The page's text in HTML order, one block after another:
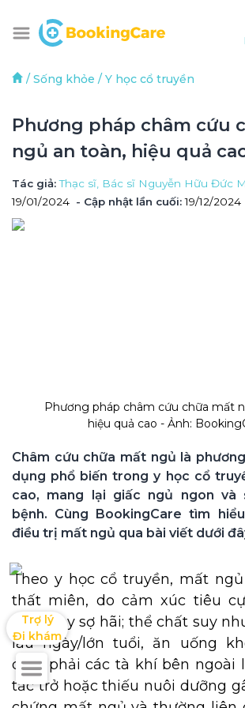
/ Sống khỏe / Y học cổ truyền
Phương pháp châm cứu
ngủ an toàn, hiệu quả
Tác giả: Thạc sĩ, Bác sĩ Nguyễn Hữu Đức
19/01/2024 - Cập nhật lần cuối: 19/12/2024
Phương pháp châm cứu chữa mất
hiệu quả cao - Ảnh:
Châm cứu chữa mất ngủ là
dụng phổ biến trong y học cổ
cao, mang lại giấc ngủ ngon và
bệnh. Cùng BookingCare tìm
điều trị mất ngủ qua bài viết dưới
Theo y học cổ truyền, mất
thất miên, do cảm xúc tiêu
nghĩ hay sợ hãi; thể chất suy
lâu ngày/lớn tuổi, ăn uống
cảm phải các tà khí bên ngoài
tắc trở hoặc thiếu nuôi dưỡng
Trợ lý
Đi khám